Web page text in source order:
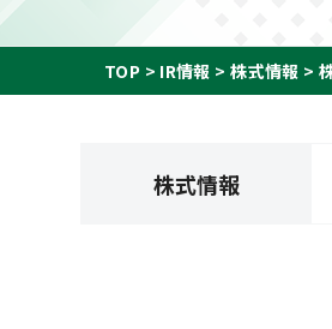
TOP IR情報 株式情報
株式情報
KPPグループ憲章
ディスクロージャーポリ